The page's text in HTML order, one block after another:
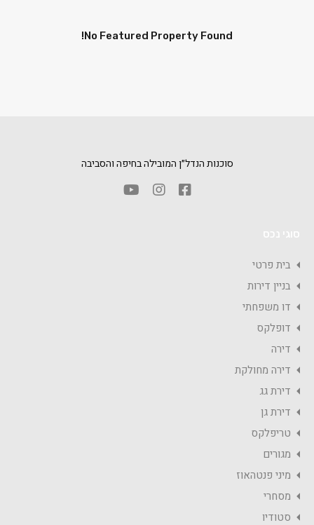
No Featured Property Found!
סוכנות הנדל״ן המובילה בחיפה והסביבה
בית פרטי
בניין דירות
דו משפחתי
דופלקס
דירה
דירה מחולקת
דירת גג
דירת גן
טריפלקס
מגורים
מיני פנטהאוז
מסחרי
סטודיו